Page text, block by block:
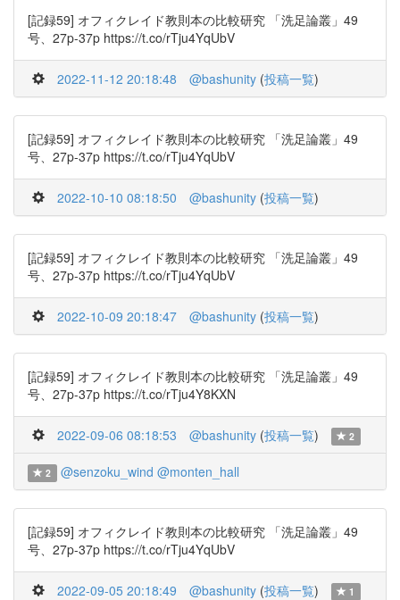
[記録59] オフィクレイド教則本の比較研究 「洗足論叢」49
号、27p-37p https://t.co/rTju4YqUbV
2022-11-12 20:18:48 @bashunity (投稿一覧)
[記録59] オフィクレイド教則本の比較研究 「洗足論叢」49
号、27p-37p https://t.co/rTju4YqUbV
2022-10-10 08:18:50 @bashunity (投稿一覧)
[記録59] オフィクレイド教則本の比較研究 「洗足論叢」49
号、27p-37p https://t.co/rTju4YqUbV
2022-10-09 20:18:47 @bashunity (投稿一覧)
[記録59] オフィクレイド教則本の比較研究 「洗足論叢」49
号、27p-37p https://t.co/rTju4Y8KXN
2022-09-06 08:18:53 @bashunity (投稿一覧) 2
2 @senzoku_wind @monten_hall
[記録59] オフィクレイド教則本の比較研究 「洗足論叢」49
号、27p-37p https://t.co/rTju4YqUbV
2022-09-05 20:18:49 @bashunity (投稿一覧) 1